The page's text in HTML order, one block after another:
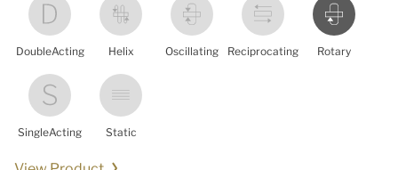
DoubleActing Helix Oscillating Reciprocating Rotary
SingleActing Static